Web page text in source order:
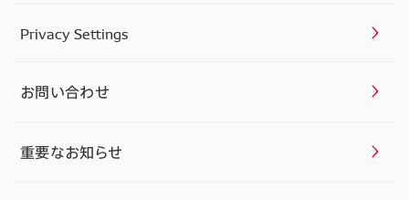
Privacy Settings
お問い合わせ
重要なお知らせ